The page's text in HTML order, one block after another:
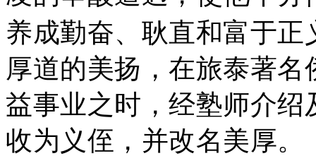
养成勤奋、耿直和富于正
厚道的美扬，在旅泰著
益事业之时，经塾师介
收为义侄，并改名美厚。